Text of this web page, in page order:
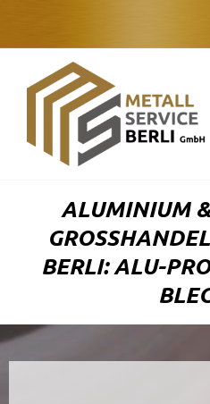
ALUMINIUM
ERLI: ALU-